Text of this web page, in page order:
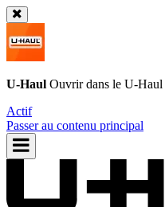
U-Haul Ouvrir dans le U-Haul
Actif
Passer au contenu principal